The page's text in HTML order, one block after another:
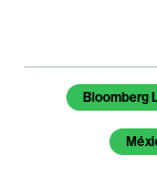
Temas de
Bloomberg